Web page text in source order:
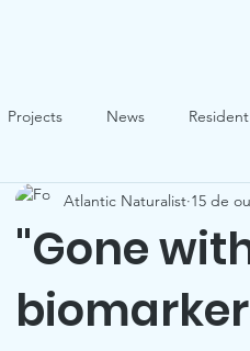
Projects News
Citizen Science
"Gone
Atlantic Naturalist 15 de